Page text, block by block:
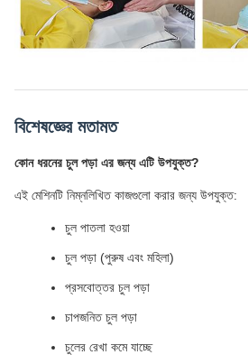
বিশেষজ্ঞের মতামত
কোন ধরনের চুল পড়া এর জন্য এটি উপযুক্ত?
এই মেশিনটি নিম্নলিখিত কাজগুলো করার জন্য উপযুক্ত:
চুল পাতলা হওয়া
চুল পড়া (পুরুষ এবং মহিলা)
প্রসবোত্তর চুল পড়া
চাপজনিত চুল পড়া
চুলের রেখা কমে যাচ্ছে